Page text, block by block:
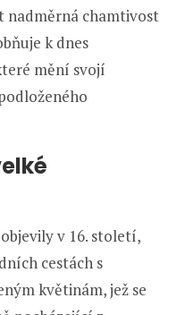
nadměrná chamtivost
k dnes
mění svojí
v 16. století,
cestách s
květinám, jež se